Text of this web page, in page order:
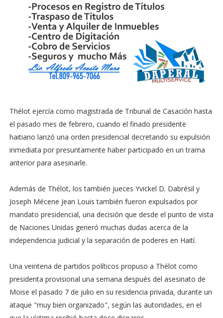
Thélot ejercía como magistrada de Tribunal de Casación hasta
el pasado mes de febrero, cuando el finado presidente
haitiano lanzó una orden presidencial decretando su expulsión
inmediata por presuntamente haber participado en un trama
anterior para asesinarle.
Además de Thélot, los también jueces Yvickel D. Dabrésil y
Joseph Mécene Jean Louis también fueron expulsados por
mandato presidencial, una decisión que desde el punto de vista
de Naciones Unidas generó muchas dudas acerca de la
independencia judicial y la separación de poderes en Haití.
Una veintena de partidos políticos propuso a Thélot como
presidenta provisional una semana después del asesinato de
Moise el pasado 7 de julio en su residencia privada, durante un
ataque "muy bien organizado", según las autoridades, en el